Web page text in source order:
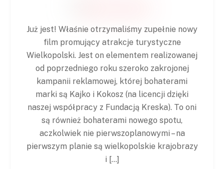
Już jest! Właśnie otrzymaliśmy zupełnie nowy
film promujący atrakcje turystyczne
Wielkopolski. Jest on elementem realizowanej
od poprzedniego roku szeroko zakrojonej
kampanii reklamowej, której bohaterami
marki są Kajko i Kokosz (na licencji dzięki
naszej współpracy z Fundacją Kreska). To oni
są również bohaterami nowego spotu,
aczkolwiek nie pierwszoplanowymi – na
pierwszym planie są wielkopolskie krajobrazy
i […]